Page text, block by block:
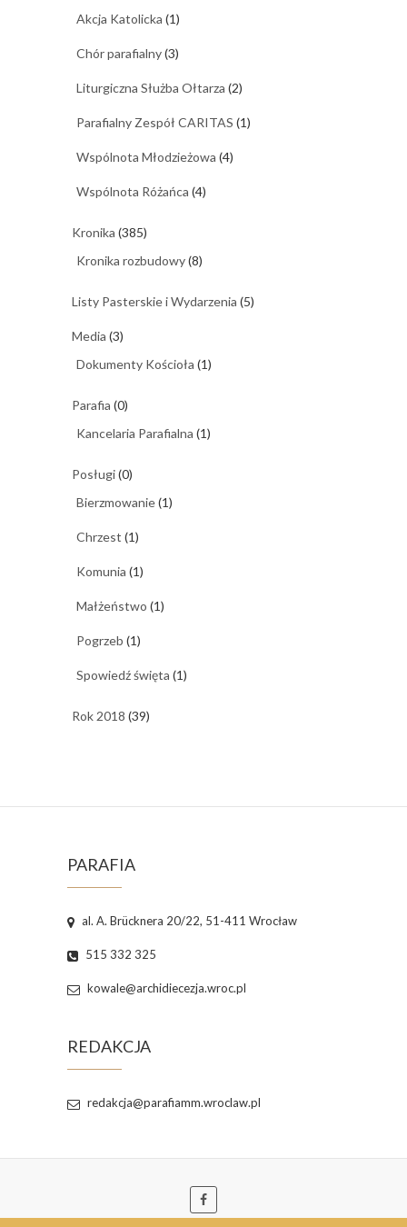
Akcja Katolicka (1)
Chór parafialny(3)
Liturgiczna Służba Ołtarza (2)
Parafialny Zespół CARITAS (1)
Wspólnota Młodzieżowa (4)
Wspólnota Różańca (4)
Kronika (385)
Kronika rozbudowy(8)
Listy Pasterskie i Wydarzenia (5)
Media (3)
Dokumenty Kościoła (1)
Parafia (0)
Kancelaria Parafialna (1)
Posługi(0)
Bierzmowanie(1)
Chrzest (1)
Komunia (1)
Małżeństwo (1)
Pogrzeb (1)
Spowiedź święta (1)
Rok 2018 (39)
PARAFIA
al. A. Brücknera 20/22, 51-411 Wrocław
515 332 325
kowale@archidiecezja.wroc.pl
REDAKCJA
redakcja@parafiamm.wroclaw.pl